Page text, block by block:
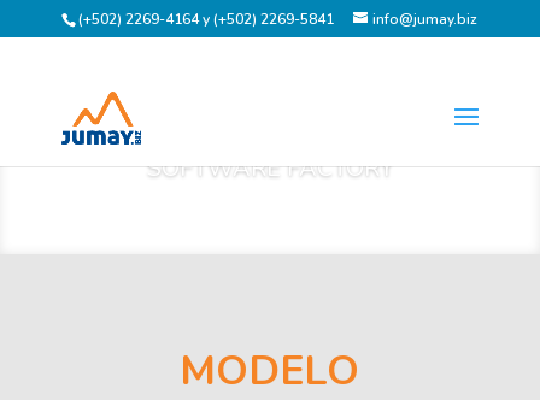
(+502) 2269-4164 y (+502) 2269-5841 info@jumay.biz
SOFTWARE FACTORY
MODELO